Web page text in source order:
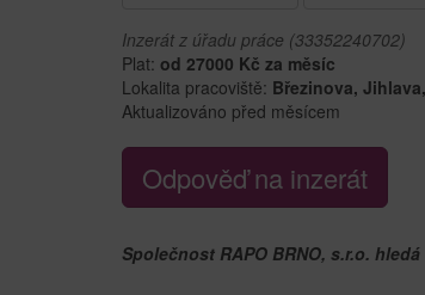
Inzerát z úřadu práce (33352240702)
Plat: od 27000 Kč za měsíc
Lokalita pracoviště: Březinova,
Aktualizováno před měsícem
Odpověď na inzerát
Společnost RAPO BRNO, s.r.o.